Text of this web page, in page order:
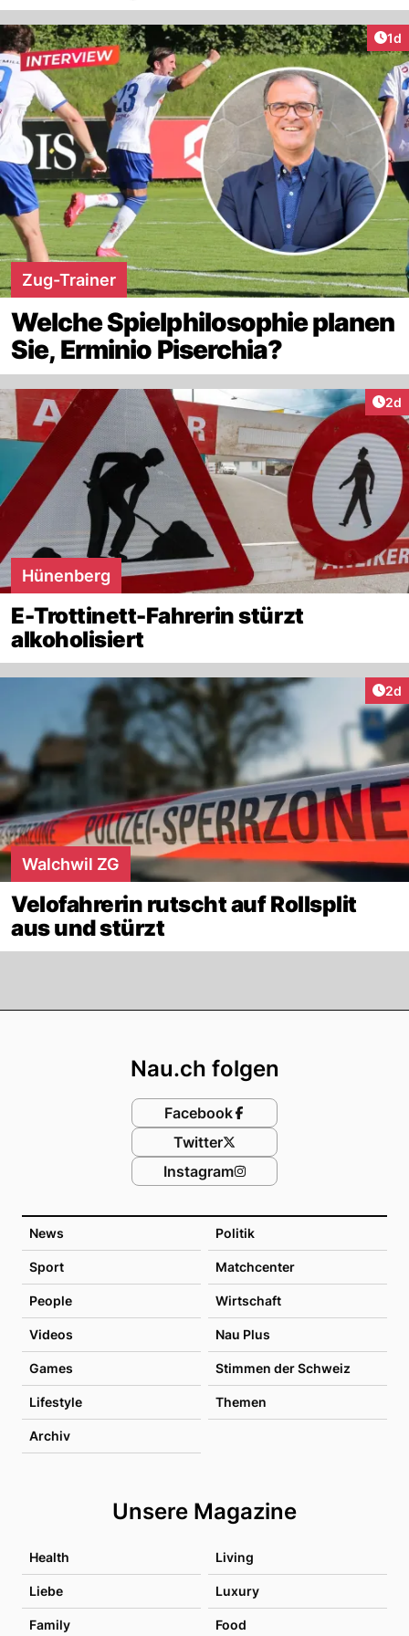
1d
Zug-Trainer
Welche Spielphilosophie planen
Sie, Erminio Piserchia?
2d
Hünenberg
E-Trottinett-Fahrerin stürzt
alkoholisiert
2d
Walchwil ZG
Velofahrerin rutscht auf Rollsplit
aus und stürzt
News Politik
Sport Matchcenter
People Wirtschaft
Videos Nau Plus
Games Stimmen der Schweiz
Lifestyle Themen
Archiv
Unsere Magazine
Health Living
Liebe Luxury
Family Food
Nau.ch folgen
Facebook
Twitter
Instagram